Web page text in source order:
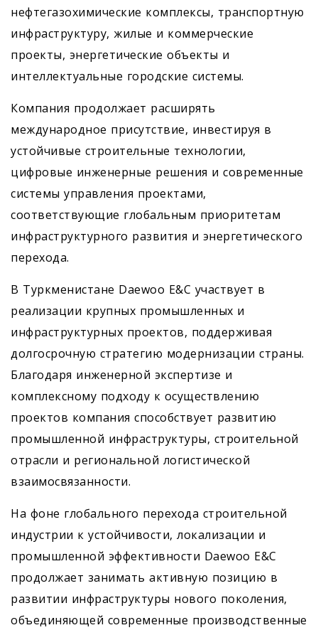
нефтегазохимические комплексы, транспортную
инфраструктуру, жилые и коммерческие
проекты, энергетические объекты и
интеллектуальные городские системы.
Компания продолжает расширять
международное присутствие, инвестируя в
устойчивые строительные технологии,
цифровые инженерные решения и современные
системы управления проектами,
соответствующие глобальным приоритетам
инфраструктурного развития и энергетического
перехода.
В Туркменистане Daewoo E&C участвует в
реализации крупных промышленных и
инфраструктурных проектов, поддерживая
долгосрочную стратегию модернизации страны.
Благодаря инженерной экспертизе и
комплексному подходу к осуществлению
проектов компания способствует развитию
промышленной инфраструктуры, строительной
отрасли и региональной логистической
взаимосвязанности.
На фоне глобального перехода строительной
индустрии к устойчивости, локализации и
промышленной эффективности Daewoo E&C
продолжает занимать активную позицию в
развитии инфраструктуры нового поколения,
объединяющей современные производственные